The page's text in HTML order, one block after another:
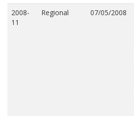
2008-
11
Regional 07/05/2008